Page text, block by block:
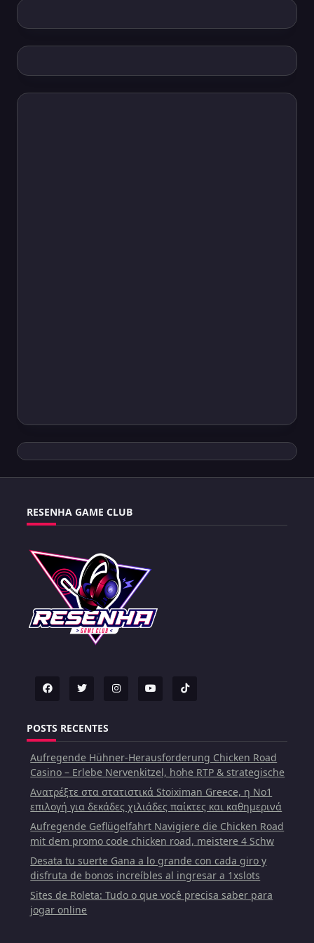
RESENHA GAME CLUB
POSTS RECENTES
Aufregende Hühner-Herausforderung Chicken Road
Casino – Erlebe Nervenkitzel, hohe RTP & strategische
Ανατρέξτε στα στατιστικά Stoiximan Greece, η Νο1
επιλογή για δεκάδες χιλιάδες παίκτες και καθημερινά
Aufregende Geflügelfahrt Navigiere die Chicken Road
mit dem promo code chicken road, meistere 4 Schw
Desata tu suerte Gana a lo grande con cada giro y
disfruta de bonos increíbles al ingresar a 1xslots
Sites de Roleta: Tudo o que você precisa saber para
jogar online